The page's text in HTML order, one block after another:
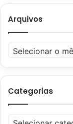
Arquivos
Arquivos
Categorias
Categorias